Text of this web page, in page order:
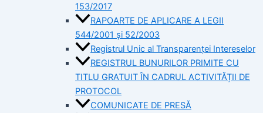
153/2017
RAPOARTE DE APLICARE A LEGII
544/2001 și 52/2003
Registrul Unic al Transparenței Intereselor
REGISTRUL BUNURILOR PRIMITE CU
TITLU GRATUIT ÎN CADRUL ACTIVITĂȚII DE
PROTOCOL
COMUNICATE DE PRESĂ